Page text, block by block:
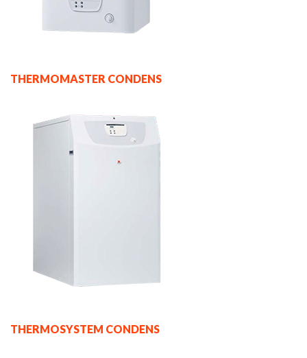
THERMOMASTER CONDENS
THERMOSYSTEM CONDENS